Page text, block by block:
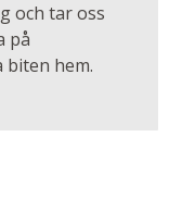
och tar oss
på
biten hem.